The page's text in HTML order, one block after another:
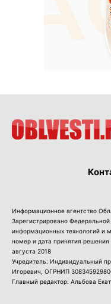
Информационное агентство
Зарегистрировано
информационных технологий и
номер и дата принятия
августа 2018
Учредитель: Индивидуальный
Игоревич, ОГРНИП
Главный редактор: Альбова